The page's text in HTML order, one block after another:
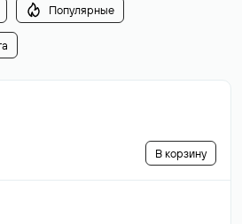
Популярные
В корзину